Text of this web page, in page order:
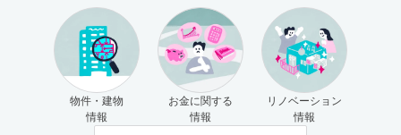
物件・建物
情報
お金に関する
情報
リノベーション
情報